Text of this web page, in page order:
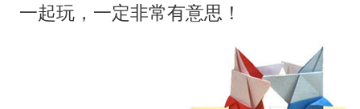
一起玩，一定非常有意思！